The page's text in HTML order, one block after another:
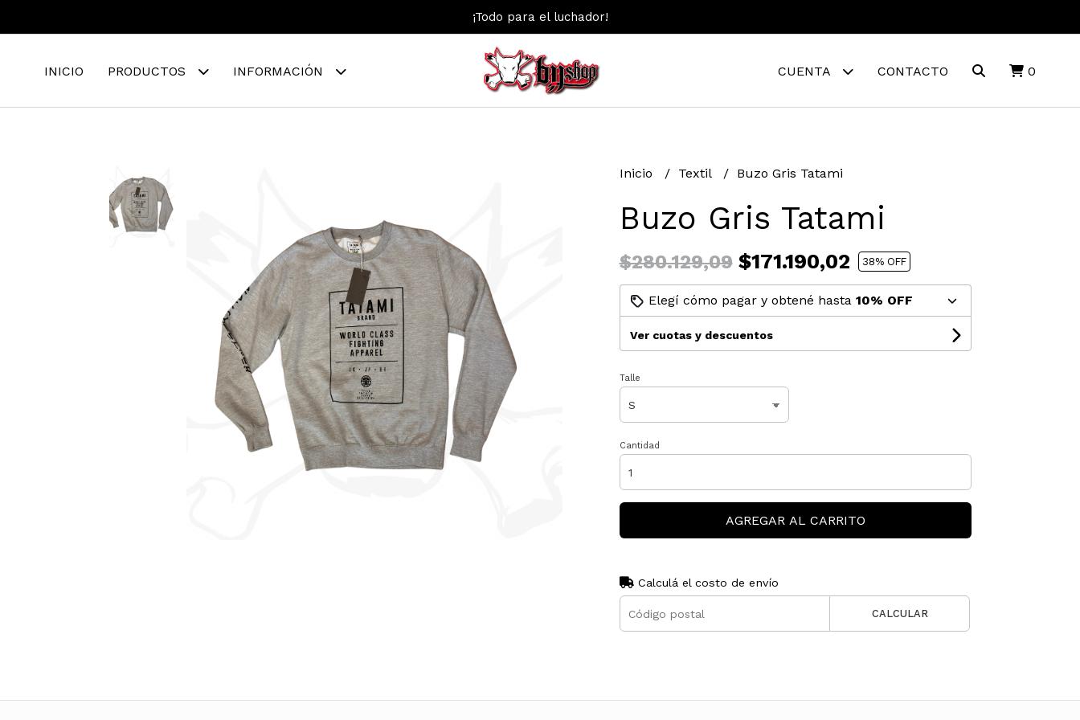
¡Todo para el luchador!
INICIO PRODUCTOS INFORMACIÓN CUENTA CONTACTO 0
Inicio Textil Buzo Gris Tatami
Buzo Gris Tatami
$280.129,09$171.190,02 38% OFF
Elegí cómo pagar y obtené hasta 10% OFF
Ver cuotas y descuentos
Talle
Cantidad
AGREGAR AL CARRITO
Calculá el costo de envío
CALCULAR